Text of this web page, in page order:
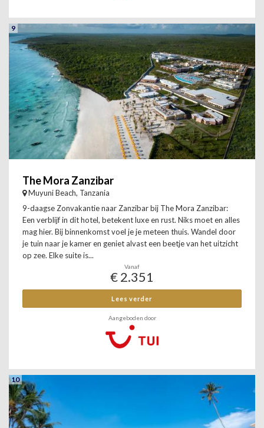
9
The Mora Zanzibar
Muyuni Beach, Tanzania
9-daagse Zonvakantie naar Zanzibar bij The Mora Zanzibar:
Een verblijf in dit hotel, betekent luxe en rust. Niks moet en alles
mag hier. Bij binnenkomst voel je je meteen thuis. Wandel door
je tuin naar je kamer en geniet alvast een beetje van het uitzicht
op zee. Elke suite is...
Vanaf
€ 2.351
Lees verder
Aangeboden door
10